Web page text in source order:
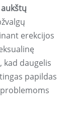
erekcijos
kad daugelis
papildas